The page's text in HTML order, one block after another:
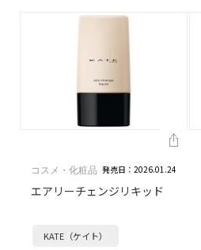
コスメ・化粧品 発売日：2026.01.24
エアリーチェンジリキッド
KATE（ケイト）